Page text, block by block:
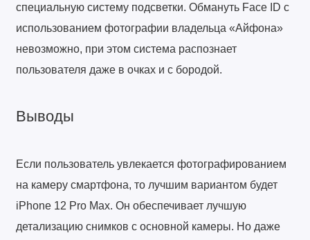
специальную систему подсветки. Обмануть Face ID с
использованием фотографии владельца «Айфона»
невозможно, при этом система распознает
пользователя даже в очках и с бородой.
Выводы
Если пользователь увлекается фотографированием
на камеру смартфона, то лучшим вариантом будет
iPhone 12 Pro Max. Он обеспечивает лучшую
детализацию снимков с основной камеры. Но даже